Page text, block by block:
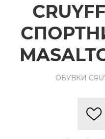
ОБУВКИ